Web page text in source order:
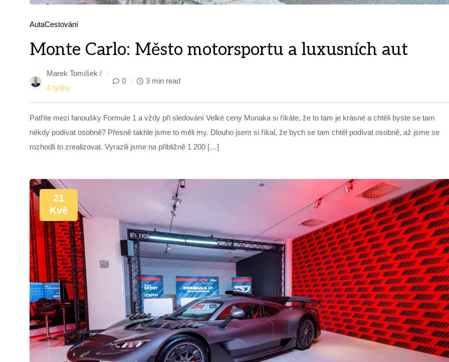
AutaCestování
Monte Carlo: Město motorsportu a luxusních aut
Marek Tomíšek /
4 týdny
0 3 min read
Patříte mezi fanoušky Formule 1 a vždy při sledování Velké ceny Monaka si říkáte, že to tam je krásné a chtěli byste se tam
někdy podívat osobně? Přesně takhle jsme to měli my. Dlouho jsem si říkal, že bych se tam chtěl podívat osobně, až jsme se
rozhodli to zrealizovat. Vyrazili jsme na přibližně 1 200 […]
21
Kvě